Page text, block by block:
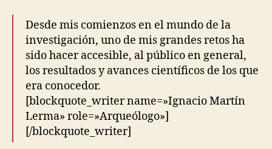
Desde mis comienzos en el mundo de la
investigación, uno de mis grandes retos ha
sido hacer accesible, al público en general,
los resultados y avances científicos de los que
era conocedor.
[blockquote_writer name=»Ignacio Martín
Lerma» role=»Arqueólogo»]
[/blockquote_writer]